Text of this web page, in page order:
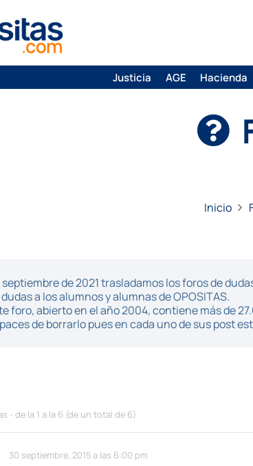
Justicia AGE Hacienda
Inicio
septiembre de 2021 trasladamos los foros de
a los alumnos y alumnas de OPOSITAS.
foro, abierto en el año 2004, contiene más de
de borrarlo pues en cada uno de sus post
- de la 1 a la 6 (de un total de 6)
30 septiembre, 2015 a las 6:00 pm